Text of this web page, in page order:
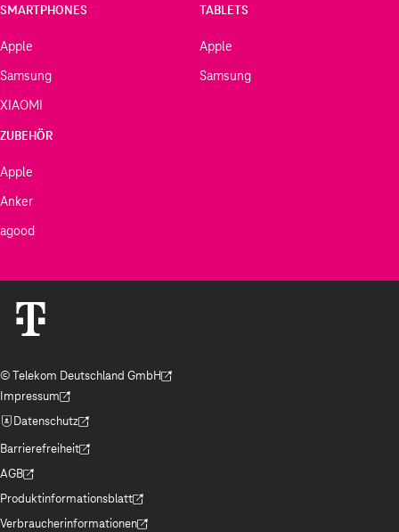
SMARTPHONES
Apple
Samsung
XIAOMI
TABLETS
Apple
Samsung
ZUBEHÖR
Apple
Anker
agood
© Telekom Deutschland GmbH
(Der Link wird in einem neuen Tab geöffnet)
Impressum
(Der Link wird in einem neuen Tab geöffnet)
Datenschutz
(Der Link wird in einem neuen Tab geöffnet)
Barrierefreiheit
(Der Link wird in einem neuen Tab geöffnet)
AGB
(Der Link wird in einem neuen Tab geöffnet)
Produktinformationsblatt
(Der Link wird in einem neuen Tab geöffnet)
Verbraucherinformationen